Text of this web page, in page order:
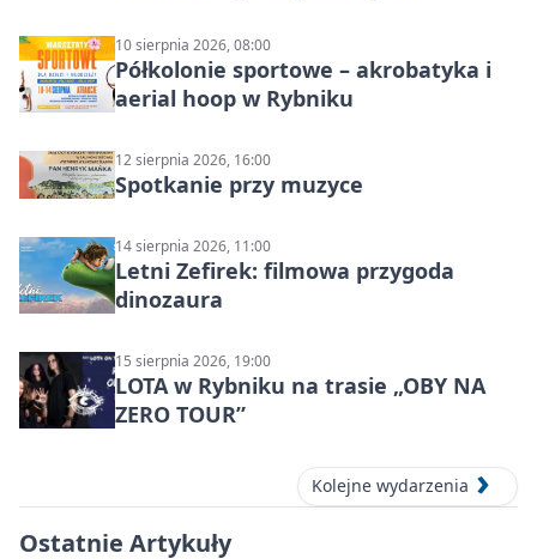
10 sierpnia 2026, 08:00
Półkolonie sportowe – akrobatyka i
aerial hoop w Rybniku
12 sierpnia 2026, 16:00
Spotkanie przy muzyce
14 sierpnia 2026, 11:00
Letni Zefirek: filmowa przygoda
dinozaura
15 sierpnia 2026, 19:00
LOTA w Rybniku na trasie „OBY NA
ZERO TOUR”
Kolejne wydarzenia
Ostatnie Artykuły